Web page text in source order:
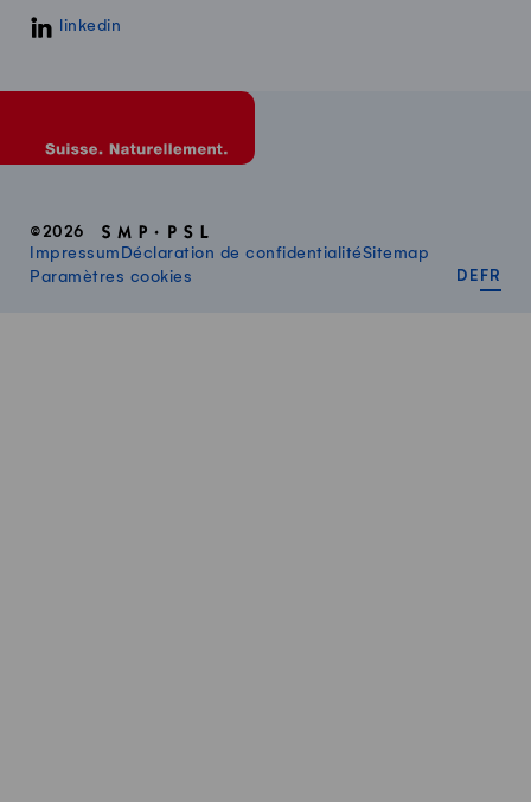
linkedin
©2026
Impressum Déclaration de confidentialitéSitemap
Paramètres cookies
DE FR